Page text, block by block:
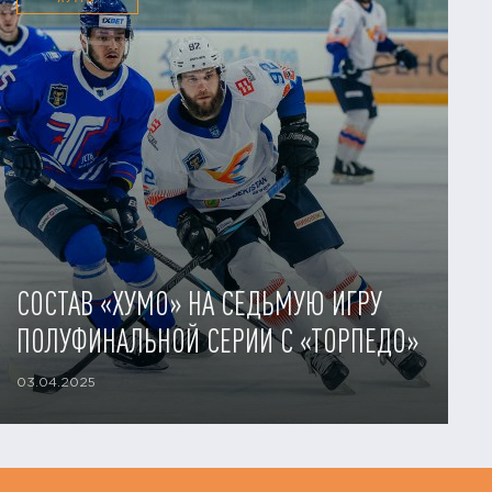
СОСТАВ «ХУМО» НА СЕДЬМУЮ ИГРУ
ПОЛУФИНАЛЬНОЙ СЕРИИ С «ТОРПЕДО»
03.04.2025